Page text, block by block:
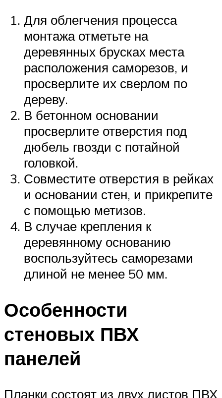
Для облегчения процесса
монтажа отметьте на
деревянных брусках места
расположения саморезов, и
просверлите их сверлом по
дереву.
В бетонном основании
просверлите отверстия под
дюбель гвозди с потайной
головкой.
Совместите отверстия в рейках
и основании стен, и прикрепите
с помощью метизов.
В случае крепления к
деревянному основанию
воспользуйтесь саморезами
длиной не менее 50 мм.
Особенности
стеновых ПВХ
панелей
Планки состоят из двух листов ПВХ